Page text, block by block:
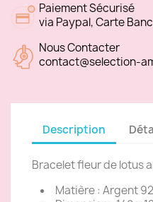
Paiement Sécurisé
via Paypal, Carte
Nous Contacter
contact@selection-
Description
Bracelet fleur de lotus
Matière : Argent